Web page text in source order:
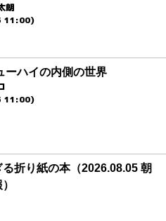
朗
11:00)
ーハイの内側の世界
11:00)
折り紙の本（2026.08.05 朝